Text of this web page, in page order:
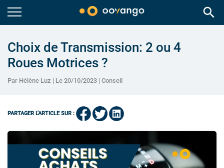
search
Choix de Transmission: 2 ou 4
Roues Motrices ?
Par Hélène Luz | Le 20/10/2023 | Conseil
PARTAGER L'ARTICLE SUR :